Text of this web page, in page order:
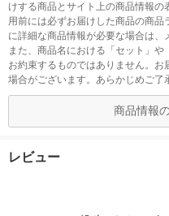
けする商品とサイト上の商品情報
用前には必ずお届けした商品の商
に詳細な商品情報が必要な場合は、
また、商品名における「セット」
お約束するものではありません。
場合がございます。あらかじめご了
商品情報
レビュー